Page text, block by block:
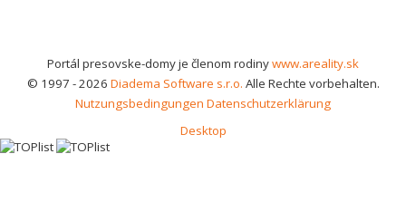
Portál presovske-domy je členom rodinywww.areality.sk
© 1997 - 2026 Diadema Software s.r.o. Alle Rechte vorbehalten.
Nutzungsbedingungen Datenschutzerklärung
Desktop